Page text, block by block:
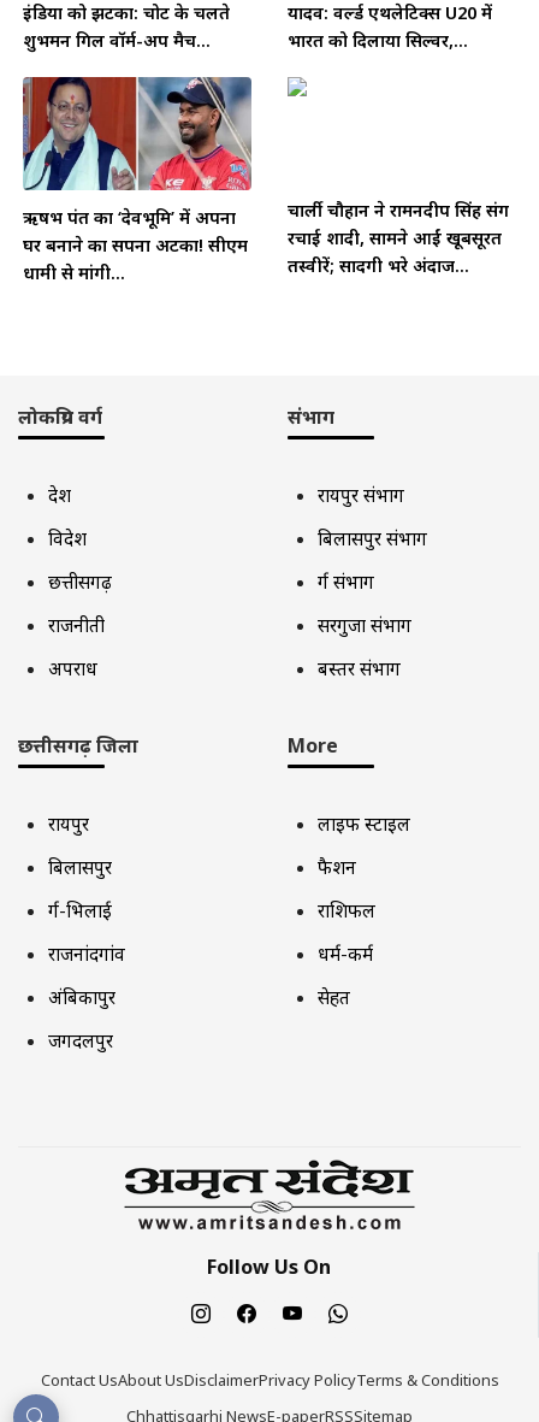
इंडिया को झटका: चोट के चलते
शुभमन गिल वॉर्म-अप मैच...
यादव: वर्ल्ड एथलेटिक्स U20 में
भारत को दिलाया सिल्वर,...
ऋषभ पंत का ‘देवभूमि’ में अपना
घर बनाने का सपना अटका! सीएम
धामी से मांगी...
चार्ली चौहान ने रामनदीप सिंह संग
रचाई शादी, सामने आईं खूबसूरत
तस्वीरें; सादगी भरे अंदाज...
लोकप्रिय वर्ग
देश
विदेश
छत्तीसगढ़
राजनीती
अपराध
संभाग
रायपुर संभाग
बिलासपुर संभाग
दुर्ग संभाग
सरगुजा संभाग
बस्तर संभाग
छत्तीसगढ़ जिला
रायपुर
बिलासपुर
दुर्ग-भिलाई
राजनांदगांव
अंबिकापुर
जगदलपुर
More
लाइफ स्टाइल
फैशन
राशिफल
धर्म-कर्म
सेहत
Follow Us On
Contact UsAbout UsDisclaimerPrivacy PolicyTerms & Conditions
Chhattisgarhi NewsE-paperRSSSitemap